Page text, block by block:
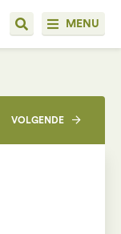
MENU
VOLGENDE